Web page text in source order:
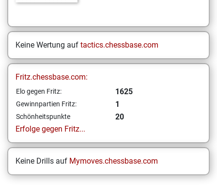
Keine Wertung auf tactics.chessbase.com
Fritz.chessbase.com:
Elo gegen Fritz: 1625
Gewinnpartien Fritz: 1
Schönheitspunkte
20
Erfolge gegen Fritz...
Keine Drills auf Mymoves.chessbase.com